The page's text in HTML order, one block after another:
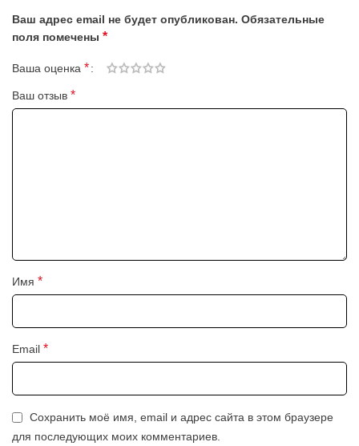
Ваш адрес email не будет опубликован. Обязательные
поля помечены *
Ваша оценка *
Ваш отзыв *
Имя *
Email *
Сохранить моё имя, email и адрес сайта в этом браузере
для последующих моих комментариев.